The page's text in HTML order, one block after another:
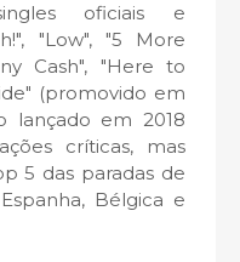
oficiais e
"Low", "5 More
Cash", "Here to
(promovido em
lançado em 2018
críticas, mas
5 das paradas de
Bélgica e